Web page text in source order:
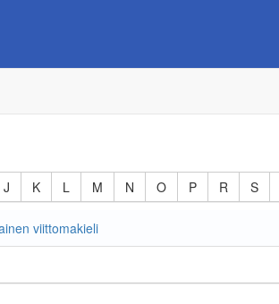
J K L M N O P R S
viittomakieli